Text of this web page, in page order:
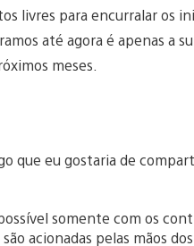
livres para encurralar os
até agora é apenas a
meses.
que eu gostaria de
somente com os
acionadas pelas mãos